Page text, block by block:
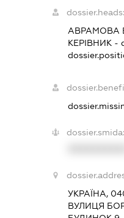
dossier.heads:
АВРАМОВА
КЕРІВНИК-
dossier.smida:
УКРАЇНА,
ВУЛИЦЯ